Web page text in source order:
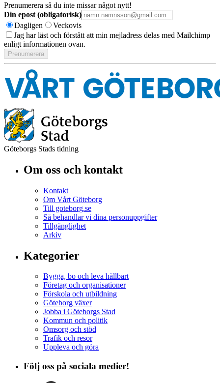
Prenumerera så du inte missar något nytt!
Din epost (obligatorisk)
Dagligen
Veckovis
Jag har läst och förstått att min mejladress delas med Mailchimp
enligt informationen ovan.
Göteborgs Stads tidning
Om oss och kontakt
Kontakt
Om Vårt Göteborg
Till goteborg.se
Så behandlar vi dina personuppgifter
Tillgänglighet
Arkiv
Kategorier
Bygga, bo och leva hållbart
Företag och organisationer
Förskola och utbildning
Göteborg växer
Jobba i Göteborgs Stad
Kommun och politik
Omsorg och stöd
Trafik och resor
Uppleva och göra
Följ oss på sociala medier!